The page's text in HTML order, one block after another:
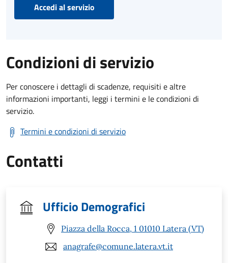
Accedi al servizio
Condizioni di servizio
Per conoscere i dettagli di scadenze, requisiti e altre
informazioni importanti, leggi i termini e le condizioni di
servizio.
Termini e condizioni di servizio
Contatti
Ufficio Demografici
Piazza della Rocca, 1 01010 Latera (VT)
anagrafe@comune.latera.vt.it